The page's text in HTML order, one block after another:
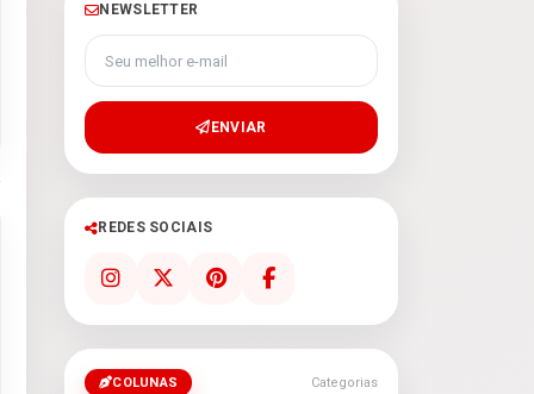
NEWSLETTER
Seu melhor e-mail
ENVIAR
REDES SOCIAIS
COLUNAS Categorias